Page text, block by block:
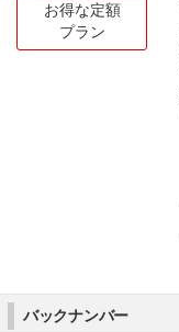
お得な定額
プラン
バックナンバー